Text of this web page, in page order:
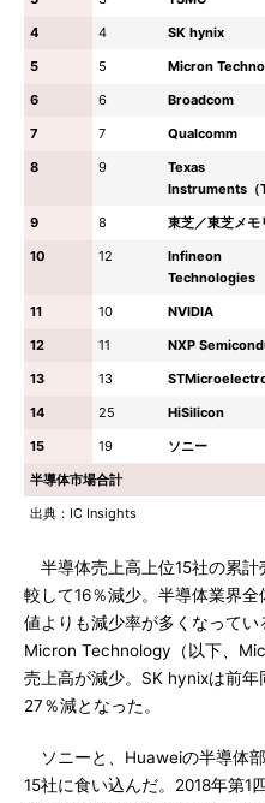
4
4 SK hynix
5
5 Micron
6
6 Broadcom
7
7 Qualcomm
8
9
Texas
Instruments（
9 8 東芝／東芝メモ
10
12
Infineon
Technologies
11 10 NVIDIA
12
11 NXP
13
13
14
25 HiSilicon
15
19 ソニー
半導体市場合計
出典：IC Insights
半導体売上高上位15社の累計
較して16％減少。半導体業界
値よりも減少率が多くなって
Micron Technology（以下、
売上高が減少。SK hynixは前
27％減となった。
ソニーと、Huaweiの半導体
15社に食い込んだ。2018年第1